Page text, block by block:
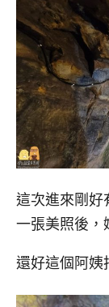
這次進來剛好
一張美照後，
還好這個阿姨